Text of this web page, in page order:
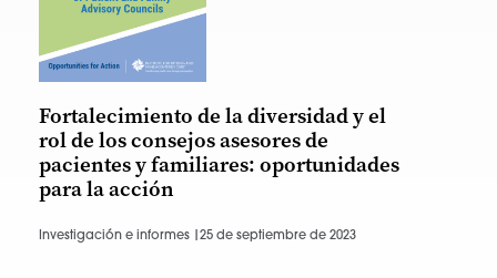
Fortalecimiento de la diversidad y el
rol de los consejos asesores de
pacientes y familiares: oportunidades
para la acción
Investigación e informes | 25 de septiembre de 2023